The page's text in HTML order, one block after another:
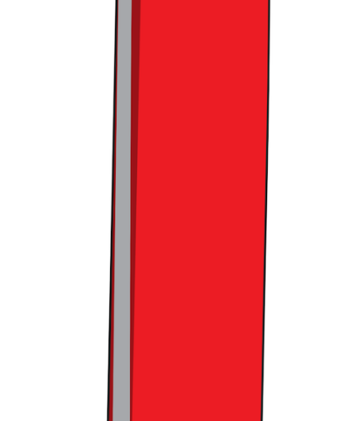
그리고 이러한 광고 사업을 확장하려면 사용자 수뿐만 아니라
사용 시간도 중요합니다.
는 이유 역시 사용자들이 하루 평균 약 2시간을 사용할 정도로
긴 이용 시간을 기록하기 때문입니다. 반면, 스포티파이를 비
롯한 음원 서비스들은 대부분 하루 평균 8분 내외의 사용 시간
에 그치는 경우가 많죠. 그래서 스포티파이는 오래전부터 팟캐
스트에 투자해 왔습니다. 비교적 긴 재생 시간을 자랑하는 오
디오 콘텐츠를 활성화해 광고 요금제의 수익성을 높이려는 전
략인데요. 국내에서도 팟캐스트에 대한 투자를 점차 확대하며,
창작자 발굴에도 적극 나서고 있습니다. 얼마나 효과를 발휘할
지는 두고 봐야겠지만요.
무료 요금제 도입 후 약 2주가 지난 현시점 기준 스포티파이의
실적은 이전보다는 나아졌지만, 성장 속도는 확연히 둔화되었
습니다. 일간 방문자 수는 40만 명 선에서, 신규 설치 건수는
1.5만 건 내외에서 정체되고 있는데요. 앞으로 사용자 수 성장
을 꾸준히 이어가면서, 인당 사용 시간도 함께 늘려가야 스포
티파이가 국내 시장에서도 기대에 걸맞은 성과를 낼 수 있을